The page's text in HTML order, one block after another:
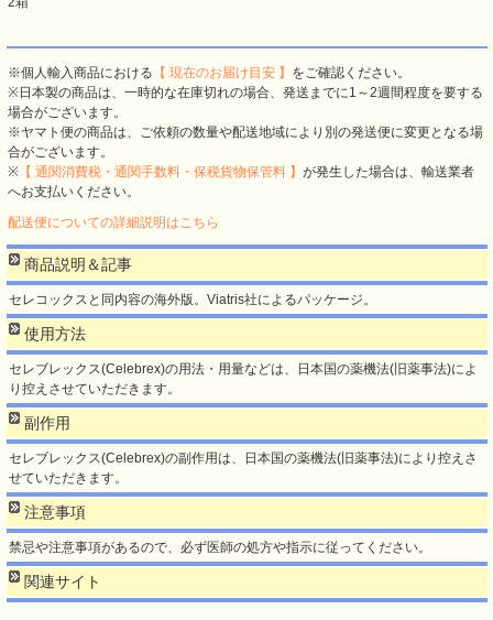
※個人輸入商品における 【 現在のお届け目安 】 をご確認ください。
※日本製の商品は、一時的な在庫切れの場合、発送までに1～2週間程度を要する
場合がございます。
※ヤマト便の商品は、ご依頼の数量や配送地域により別の発送便に変更となる場
合がございます。
※ 【 通関消費税・通関手数料・保税貨物保管料 】 が発生した場合は、輸送業者
へお支払いください。
配送便についての詳細説明はこちら
商品説明＆記事
セレコックスと同内容の海外版。Viatris社によるパッケージ。
使用方法
セレブレックス(Celebrex)の用法・用量などは、日本国の薬機法(旧薬事法)によ
り控えさせていただきます。
副作用
セレブレックス(Celebrex)の副作用は、日本国の薬機法(旧薬事法)により控えさ
せていただきます。
注意事項
禁忌や注意事項があるので、必ず医師の処方や指示に従ってください。
関連サイト